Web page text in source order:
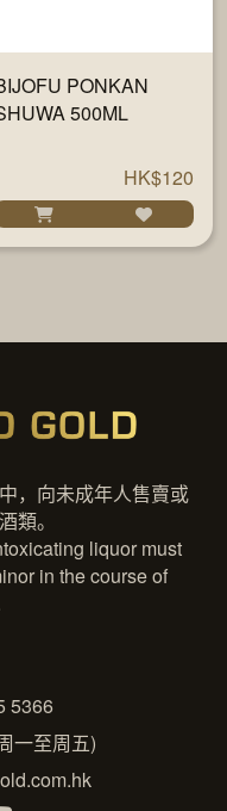
PONKAN
500ML
HK$120
，向未成年人售賣或
類。
liquor must
in the course of
5366
一至周五)